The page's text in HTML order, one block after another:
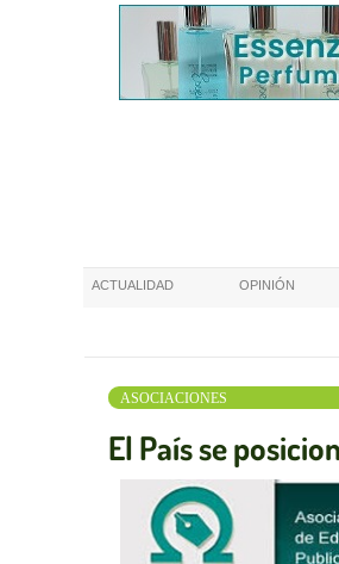
ACTUALIDAD OPINIÓN
ASOCIACIONES
El País se